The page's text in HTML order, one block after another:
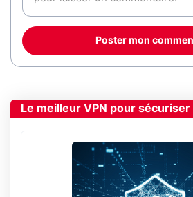
Poster mon
Le meilleur VPN pour